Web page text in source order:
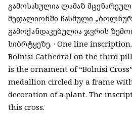
გამოსახულია ლამაზ
მედალიონში ჩასმული
გამოქანდაკებულია ჯვრის
სიბრტყეზე. · One line
Bolnisi Cathedral on the third
is the ornament of “Bolnisi
medallion circled by a frame
decoration of a plant. The
this cross.